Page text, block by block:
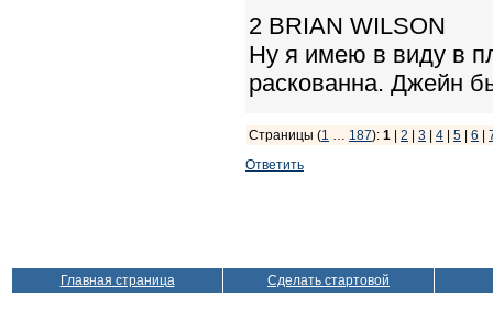
2 BRIAN WILSON
Ну я имею в виду в
раскованна. Джейн
Страницы (1 … 187): 1 2 3 4 5 6
Ответить
Главная страница Сделать стартовой